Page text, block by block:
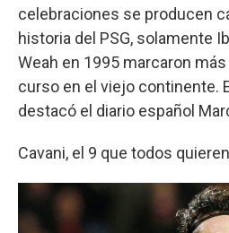
celebraciones se producen
historia del PSG, solamente
Weah en 1995 marcaron
curso en el viejo continente.
destacó el diario español
Cavani, el 9 que todos